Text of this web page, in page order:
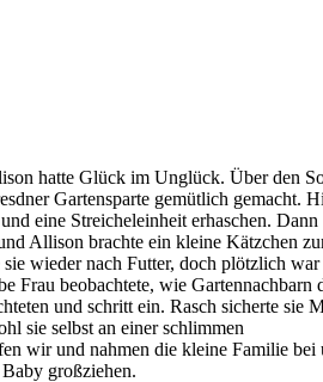
hatte Glück im Unglück. Über den
Gartensparte gemütlich gemacht.
eine Streicheleinheit erhaschen. Dann
Allison brachte ein kleine Kätzchen
wieder nach Futter, doch plötzlich war
Frau beobachtete, wie Gartennachbarn
und schritt ein. Rasch sicherte sie
sie selbst an einer schlimmen
wir und nahmen die kleine Familie bei
großziehen.